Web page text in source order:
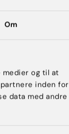
Om
og til at
inden for
data med andre